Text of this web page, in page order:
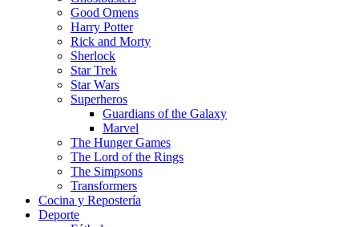
Good Omens
Harry Potter
Rick and Morty
Sherlock
Star Trek
Star Wars
Superheros
Guardians of the Galaxy
Marvel
The Hunger Games
The Lord of the Rings
The Simpsons
Transformers
Cocina y Repostería
Deporte